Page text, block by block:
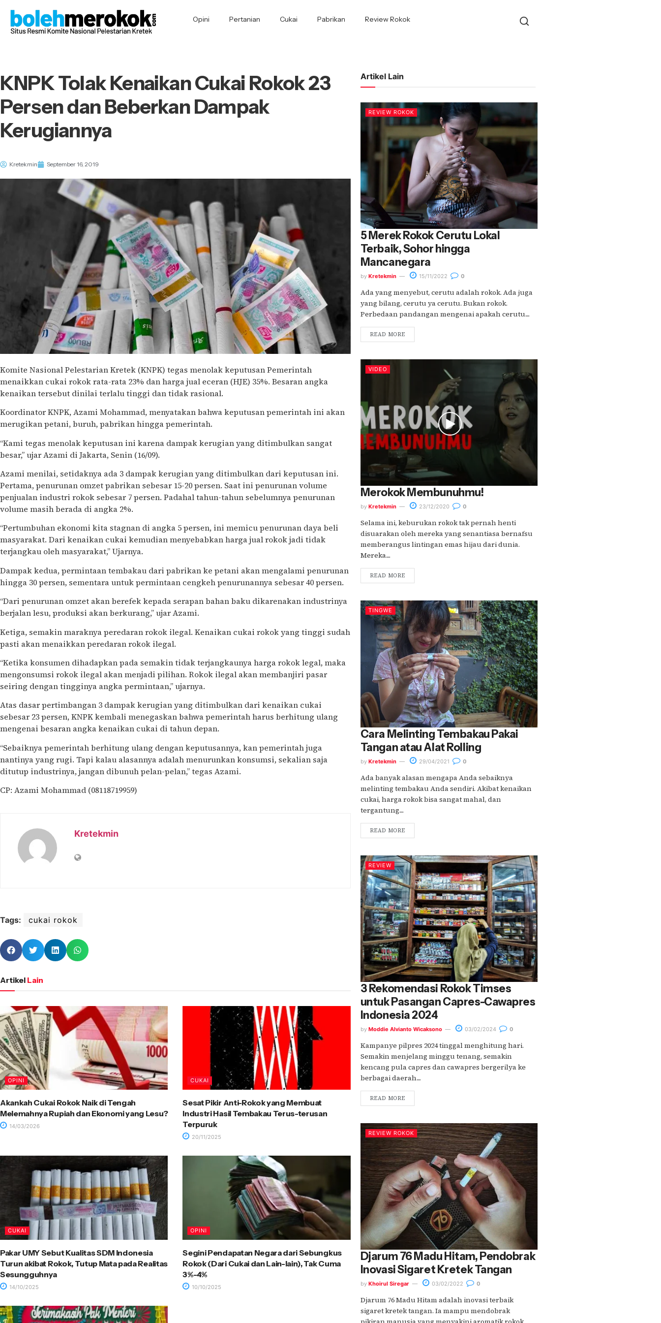
Opini Pertanian Cukai Pabrikan Review Rokok
KNPK Tolak Kenaikan Cukai Rokok 23
Persen dan Beberkan Dampak
Kerugiannya
Kretekmin September 16, 2019
Komite Nasional Pelestarian Kretek (KNPK) tegas menolak keputusan Pemerintah
menaikkan cukai rokok rata-rata 23% dan harga jual eceran (HJE) 35%. Besaran angka
kenaikan tersebut dinilai terlalu tinggi dan tidak rasional.
Koordinator KNPK, Azami Mohammad, menyatakan bahwa keputusan pemerintah ini akan
merugikan petani, buruh, pabrikan hingga pemerintah.
“Kami tegas menolak keputusan ini karena dampak kerugian yang ditimbulkan sangat
besar,” ujar Azami di Jakarta, Senin (16/09).
Azami menilai, setidaknya ada 3 dampak kerugian yang ditimbulkan dari keputusan ini.
Pertama, penurunan omzet pabrikan sebesar 15-20 persen. Saat ini penurunan volume
penjualan industri rokok sebesar 7 persen. Padahal tahun-tahun sebelumnya penurunan
volume masih berada di angka 2%.
“Pertumbuhan ekonomi kita stagnan di angka 5 persen, ini memicu penurunan daya beli
masyarakat. Dari kenaikan cukai kemudian menyebabkan harga jual rokok jadi tidak
terjangkau oleh masyarakat,” Ujarnya.
Dampak kedua, permintaan tembakau dari pabrikan ke petani akan mengalami penurunan
hingga 30 persen, sementara untuk permintaan cengkeh penurunannya sebesar 40 persen.
“Dari penurunan omzet akan berefek kepada serapan bahan baku dikarenakan industrinya
berjalan lesu, produksi akan berkurang,” ujar Azami.
Ketiga, semakin maraknya peredaran rokok ilegal. Kenaikan cukai rokok yang tinggi sudah
pasti akan menaikkan peredaran rokok ilegal.
“Ketika konsumen dihadapkan pada semakin tidak terjangkaunya harga rokok legal, maka
mengonsumsi rokok ilegal akan menjadi pilihan. Rokok ilegal akan membanjiri pasar
seiring dengan tingginya angka permintaan,” ujarnya.
Atas dasar pertimbangan 3 dampak kerugian yang ditimbulkan dari kenaikan cukai
sebesar 23 persen, KNPK kembali menegaskan bahwa pemerintah harus berhitung ulang
mengenai besaran angka kenaikan cukai di tahun depan.
“Sebaiknya pemerintah berhitung ulang dengan keputusannya, kan pemerintah juga
nantinya yang rugi. Tapi kalau alasannya adalah menurunkan konsumsi, sekalian saja
ditutup industrinya, jangan dibunuh pelan-pelan,” tegas Azami.
CP: Azami Mohammad (08118719959)
Kretekmin
Tags: cukai rokok
Artikel Lain
OPINI
Akankah Cukai Rokok Naik di Tengah
Melemahnya Rupiah dan Ekonomi yang Lesu?
14/03/2026
CUKAI
Sesat Pikir Anti-Rokok yang Membuat
Industri Hasil Tembakau Terus-terusan
Terpuruk
20/11/2025
CUKAI
Pakar UMY Sebut Kualitas SDM Indonesia
Turun akibat Rokok, Tutup Mata pada Realitas
Sesungguhnya
14/10/2025
OPINI
Segini Pendapatan Negara dari Sebungkus
Rokok (Dari Cukai dan Lain-lain), Tak Cuma
3%-4%
10/10/2025
Artikel Lain
REVIEW ROKOK
5 Merek Rokok Cerutu Lokal
Terbaik, Sohor hingga
Mancanegara
by Kretekmin 15/11/2022 0
Ada yang menyebut, cerutu adalah rokok. Ada juga
yang bilang, cerutu ya cerutu. Bukan rokok.
Perbedaan pandangan mengenai apakah cerutu....
READ MORE
VIDEO
Merokok Membunuhmu!
by Kretekmin 23/12/2020 0
Selama ini, keburukan rokok tak pernah henti
disuarakan oleh mereka yang senantiasa bernafsu
memberangus lintingan emas hijau dari dunia.
Mereka....
READ MORE
TINGWE
Cara Melinting Tembakau Pakai
Tangan atau Alat Rolling
by Kretekmin 29/04/2021 0
Ada banyak alasan mengapa Anda sebaiknya
melinting tembakau Anda sendiri. Akibat kenaikan
cukai, harga rokok bisa sangat mahal, dan
tergantung....
READ MORE
REVIEW
3 Rekomendasi Rokok Timses
untuk Pasangan Capres-Cawapres
Indonesia 2024
by Moddie Alvianto Wicaksono 03/02/2024 0
Kampanye pilpres 2024 tinggal menghitung hari.
Semakin menjelang minggu tenang, semakin
kencang pula capres dan cawapres bergerilya ke
berbagai daerah....
READ MORE
REVIEW ROKOK
Djarum 76 Madu Hitam, Pendobrak
Inovasi Sigaret Kretek Tangan
by Khoirul Siregar 03/02/2022 0
Djarum 76 Madu Hitam adalah inovasi terbaik
sigaret kretek tangan. Ia mampu mendobrak